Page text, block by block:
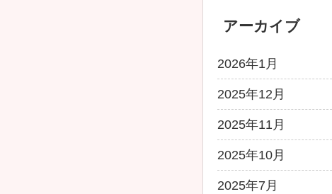
アーカイブ
2026年1月
2025年12月
2025年11月
2025年10月
2025年7月